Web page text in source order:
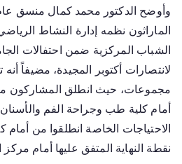
وأوضح الدكتور محمد كمال منسق عام
الماراثون نظمه إدارة النشاط
لانتصارات أكتوبر المجيدة، مضيفاً
مجموعات، حيث انطلق المشاركون
أمام كلية طب وجراحة الفم
الاحتياجات الخاصة انطلقوا من أمام
نقطة النهاية المتفق عليها أمام